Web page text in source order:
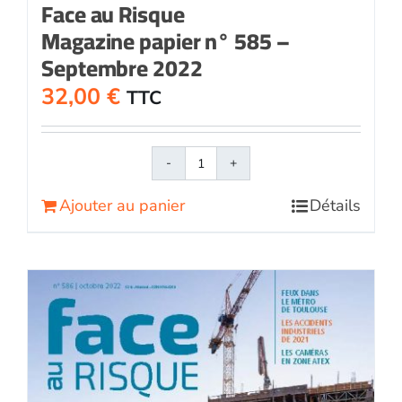
Face au Risque
Magazine papier n° 585 –
Septembre 2022
32,00 € TTC
quantité
papier
585
-
Septembre
2022
Ajouter au panier Détails